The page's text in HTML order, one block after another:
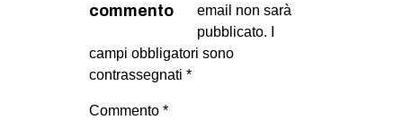
commento
email non sarà
pubblicato.
campi obbligatori sono
contrassegnati *
Commento *